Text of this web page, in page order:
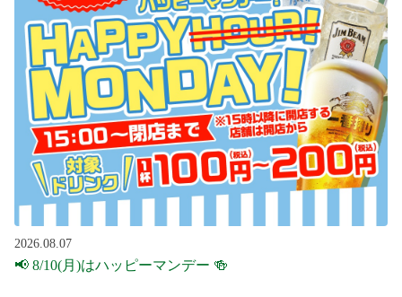
2026.08.07
📢 8/10(月)はハッピーマンデー 🍻